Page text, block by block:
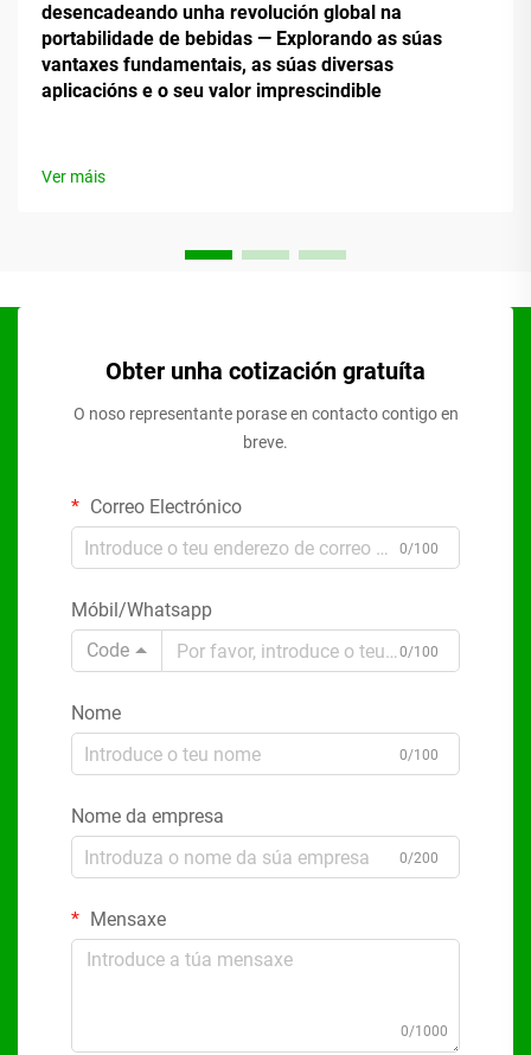
desencadeando unha revolución global na
portabilidade de bebidas — Explorando as súas
vantaxes fundamentais, as súas diversas
aplicacións e o seu valor imprescindible
Ver máis
Obter unha cotización gratuíta
O noso representante porase en contacto contigo en
breve.
Correo Electrónico
0/100
Móbil/Whatsapp
Code
0/100
Nome
0/100
Nome da empresa
0/200
Mensaxe
0/1000